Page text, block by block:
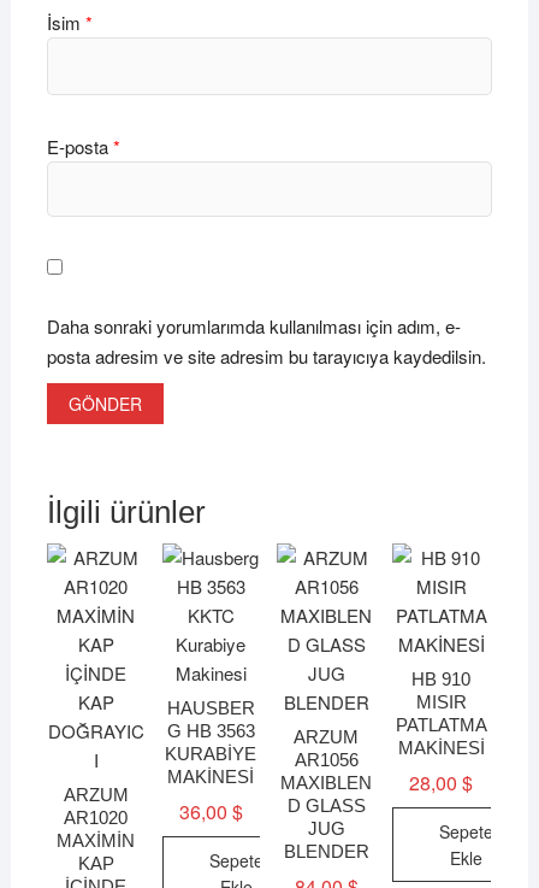
İsim *
E-posta*
Daha sonraki yorumlarımda kullanılması için adım, e-
posta adresim ve site adresim bu tarayıcıya kaydedilsin.
İlgili ürünler
ARZUM
AR1020
MAXİMİN
KAP
HAUSBER
G HB 3563
KURABİYE
MAKİNESİ
36,00 $
Sepete
ARZUM
AR1056
MAXIBLEN
D GLASS
JUG
BLENDER
HB 910
MISIR
PATLATMA
MAKİNESİ
28,00$
Sepete
Ekle